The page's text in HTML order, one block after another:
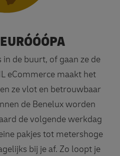
de buurt, of gaan ze de
eCommerce maakt het
ze vlot en betrouwbaar
de Benelux worden
de volgende werkdag
pakjes tot metershoge
bij je af. Zo loopt je